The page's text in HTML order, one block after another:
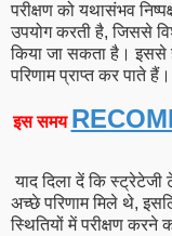
परीक्षण को यथासंभव
उपयोग करती है, जिससे
किया जा सकता है। इससे
परिणाम प्राप्त कर पाते
इस समय
याद दिला दें कि स्ट्रेटेजी
अच्छे परिणाम मिले थे,
स्थितियों में परीक्षण करने